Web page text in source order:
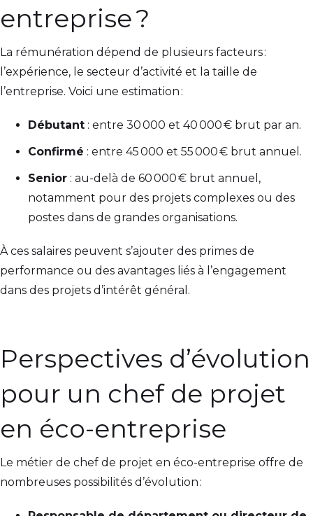
entreprise ?
La rémunération dépend de plusieurs facteurs :
l’expérience, le secteur d’activité et la taille de
l’entreprise. Voici une estimation :
Débutant : entre 30 000 et 40 000 € brut par an.
Confirmé : entre 45 000 et 55 000 € brut annuel.
Senior : au-delà de 60 000 € brut annuel,
notamment pour des projets complexes ou des
postes dans de grandes organisations.
À ces salaires peuvent s’ajouter des primes de
performance ou des avantages liés à l’engagement
dans des projets d’intérêt général.
Perspectives d’évolution
pour un chef de projet
en éco-entreprise
Le métier de chef de projet en éco-entreprise offre de
nombreuses possibilités d’évolution :